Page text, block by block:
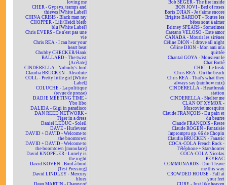
loving me
CHER - Gypsys, tramps and
thieves [White Label]
CHINA CRISIS - Black man ray
CHOPPER - Lili/Heidi bleib
blu [White Label]
Chris EVERS - Ce n'est pas une
vie
Chris REA - I can hear your
heart beat
Chubby CHECKER/Hank
BALLARD - The twist
[Acétate]
CINDERELLA - Nobody's fool
Claudia BRÜCKEN - Absolute
COLL - Pretty little girl [White
Label]
COLUCHE - La politique
(revue de presse)
DADJE MEETING TIME -
Ybo libo
DALIDA - Gigi in paradisco
DAN REED NETWORK -
Tiger in a dress
Daniel LEDUC - Soleil
DAVE - Hurlevent
DAVID + DAVID - Welcome to
the boomtown
DAVID + DAVID - Welcome to
the boomtown [monoface]
David KNOPFLER - Lonely is
the night
David KOVEN - Bord à bord
[Test Pressing]
David LINDLEY - Mercury
blues
Dean MARTIN - Change of
Bob SEGER - The fire inside
BON JOVI - Bed of roses
Boris DJIAN - Je t'aime encore
Brigitte BARDOT - Toutes les
bêtes sont à aimer
Britney SPEARS - Sometimes
Caetano VELOSO - Este amor
CANADA - Mourir les sirènes
Céline DION - I drove all night
Céline DION - Mon ami m'a
quittée
Chantal GOYA - Monsieur le
Chat Botté
CHIC - Le freak
Chris REA - On the beach
Chris REA - That's what they
always say (rainbow mix)
CINDERELLA - Heartbreak
station
CINDERELLA - Shelter me
CLAN OF XYMOX -
Muscoviet mosquito
Claude FRANÇOIS - Du pain et
du beurre
Claude FRANÇOIS - Reste
Claude ROGEN - Fantaisie
Impromptu op. 66 de Chopin
Claudia BRÜCKEN - Fanatic
COCA-COLA French Rock -
Téléphone + Starshooter
COCA-COLA Nicolas
PEYRAC
COMMUNARDS - Don't leave
me this way
CROWDED HOUSE - Fall at
your feet
CURE - Just like heaven